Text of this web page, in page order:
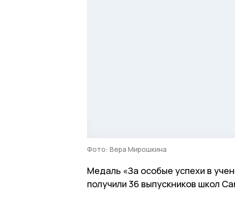
Фото: Вера Мирошкина
Медаль «За особые успехи в
получили 36 выпускников школ